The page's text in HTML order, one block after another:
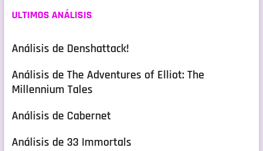
ULTIMOS ANÁLISIS
Análisis de Denshattack!
Análisis de The Adventures of Elliot: The
Millennium Tales
Análisis de Cabernet
Análisis de 33 Immortals